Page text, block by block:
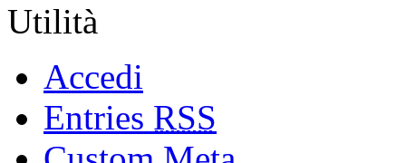
Utilità
Accedi
Entries RSS